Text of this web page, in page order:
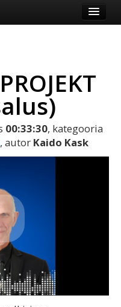
Logi sisse või registreeru
00:33:30, kategooria
, autor Kaido Kask